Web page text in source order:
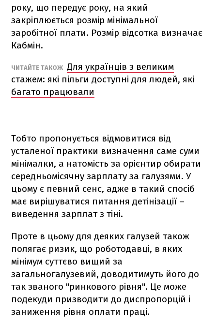
року, що передує року, на який
закріплюється розмір мінімальної
заробітної плати. Розмір відсотка визначає
Кабмін.
ЧИТАЙТЕ ТАКОЖ Для українців з великим
стажем: які пільги доступні для людей, які
багато працювали
Тобто пропонується відмовитися від
усталеної практики визначення саме суми
мінімалки, а натомість за орієнтир обирати
середньомісячну зарплату за галузями. У
цьому є певний сенс, адже в такий спосіб
має вирішуватися питання детінізації –
виведення зарплат з тіні.
Проте в цьому для деяких галузей також
полягає ризик, що роботодавці, в яких
мінімум суттєво вищий за
загальногалузевий, доводитимуть його до
так званого "ринкового рівня". Це може
подекуди призводити до диспропорцій і
заниження рівня оплати праці.